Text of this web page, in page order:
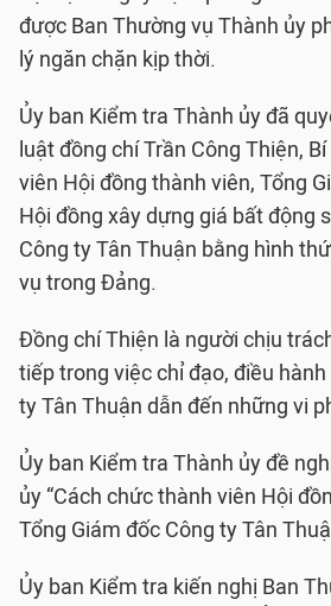
được Ban Thường vụ Thành ủy
lý ngăn chặn kịp thời.
Ủy ban Kiểm tra Thành ủy đã
luật đồng chí Trần Công Thiện,
viên Hội đồng thành viên, Tổng
Hội đồng xây dựng giá bất động
Công ty Tân Thuận bằng hình
vụ trong Đảng.
Đồng chí Thiện là người chịu
tiếp trong việc chỉ đạo, điều
ty Tân Thuận dẫn đến những vi
Ủy ban Kiểm tra Thành ủy đề
ủy “Cách chức thành viên Hội
Tổng Giám đốc Công ty Tân
Ủy ban Kiểm tra kiến nghị Ban